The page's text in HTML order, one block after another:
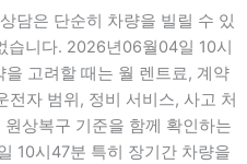
담은 단순히 차량을 빌릴 수 있
습니다. 2026년06월04일 10시
고려할 때는 월 렌트료, 계약
전자 범위, 정비 서비스, 사고 처
상복구 기준을 함께 확인하는
10시47분 특히 장기간 차량을